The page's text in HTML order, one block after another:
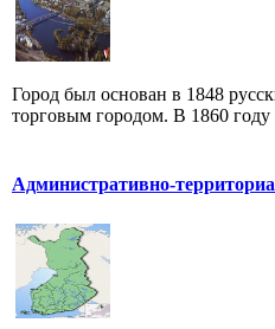
Город был основан в 1848
торговым городом. В 1860 году
Административно-